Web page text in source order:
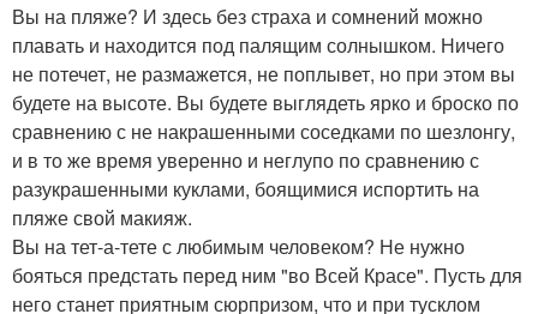
Вы на пляже? И здесь без страха и сомнений можно
плавать и находится под палящим солнышком. Ничего
не потечет, не размажется, не поплывет, но при этом вы
будете на высоте. Вы будете выглядеть ярко и броско по
сравнению с не накрашенными соседками по шезлонгу,
и в то же время уверенно и неглупо по сравнению с
разукрашенными куклами, боящимися испортить на
пляже свой макияж.
Вы на тет-а-тете с любимым человеком? Не нужно
бояться предстать перед ним "во Всей Красе". Пусть для
него станет приятным сюрпризом, что и при тусклом